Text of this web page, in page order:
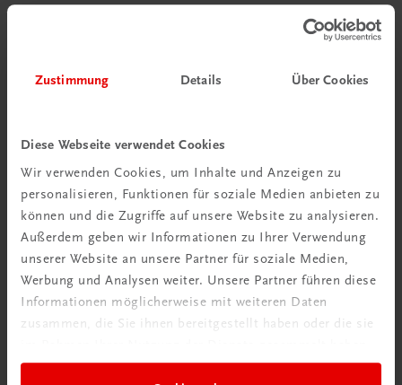
Zustimmung Details Über Cookies
Diese Webseite verwendet Cookies
Wir verwenden Cookies, um Inhalte und Anzeigen zu
personalisieren, Funktionen für soziale Medien anbieten zu
können und die Zugriffe auf unsere Website zu analysieren.
Außerdem geben wir Informationen zu Ihrer Verwendung
unserer Website an unsere Partner für soziale Medien,
Werbung und Analysen weiter. Unsere Partner führen diese
Informationen möglicherweise mit weiteren Daten
zusammen, die Sie ihnen bereitgestellt haben oder die sie
Sachbuch